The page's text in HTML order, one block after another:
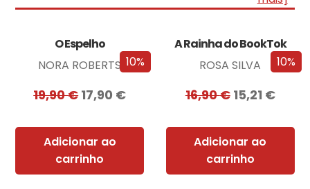
10%
O Espelho
NORA ROBERTS
19,90€17,90 €
Adicionar ao
carrinho
10%
A Rainha do BookTok
ROSA SILVA
16,90€ 15,21 €
Adicionar ao
carrinho